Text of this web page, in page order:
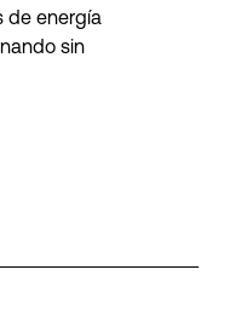
de energía
sin